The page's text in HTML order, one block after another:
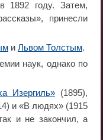
1892 году. Затем,
принесли
и Львом Толстым.
наук, однако по
Изергиль» (1895),
и «В людях» (1915
и не закончил, а